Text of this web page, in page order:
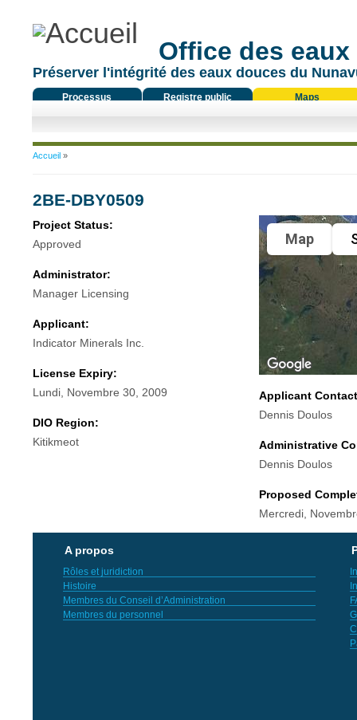
Office des
Préserver l'intégrité des eaux douces du
Processus
Registre public Maps
Vous êtes ici
Accueil»
2BE-DBY0509
Project Status:
Approved
Administrator:
Manager Licensing
Applicant:
Indicator Minerals Inc.
License Expiry:
Lundi, Novembre 30, 2009
DIO Region:
Kitikmeot
Map
Applicant
Dennis Doulos
Administrative
Dennis Doulos
Proposed
Mercredi,
A propos
Rôles et juridiction
Histoire
Membres du Conseil d’Administration
Membres du personnel